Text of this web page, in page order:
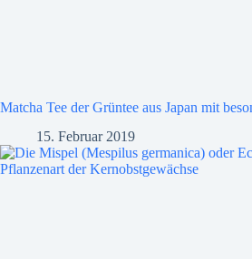
Matcha Tee der Grüntee aus Japan mit
15. Februar 2019